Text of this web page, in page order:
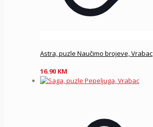
Astra, puzle Naučimo brojeve, Vrabac
16.90 KM